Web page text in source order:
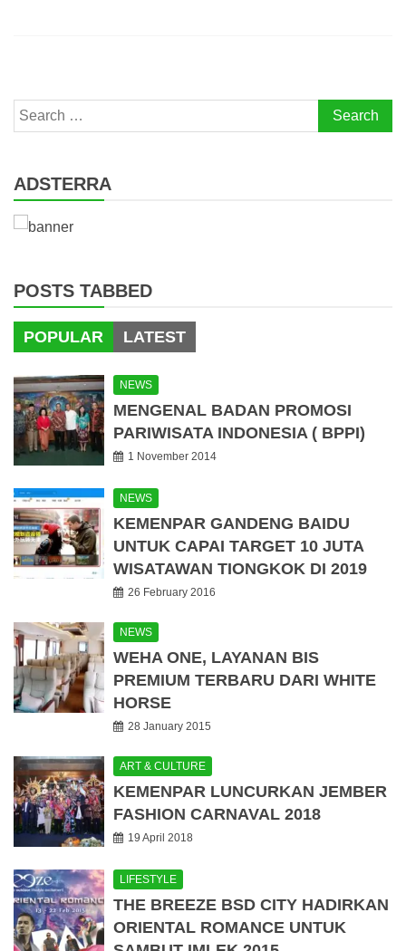
Search
for:
ADSTERRA
POSTS TABBED
POPULAR LATEST
NEWS
MENGENAL BADAN PROMOSI
PARIWISATA INDONESIA ( BPPI)
1 November 2014
NEWS
KEMENPAR GANDENG BAIDU
UNTUK CAPAI TARGET 10 JUTA
WISATAWAN TIONGKOK DI 2019
26 February 2016
NEWS
WEHA ONE, LAYANAN BIS
PREMIUM TERBARU DARI WHITE
HORSE
28 January 2015
ART & CULTURE
KEMENPAR LUNCURKAN JEMBER
FASHION CARNAVAL 2018
19 April 2018
LIFESTYLE
THE BREEZE BSD CITY HADIRKAN
ORIENTAL ROMANCE UNTUK